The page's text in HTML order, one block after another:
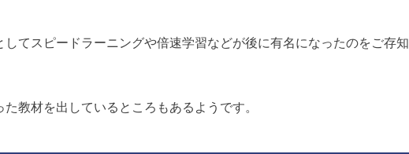
てスピードラーニングや倍速学習などが後に有名になったのをご存知
教材を出しているところもあるようです。